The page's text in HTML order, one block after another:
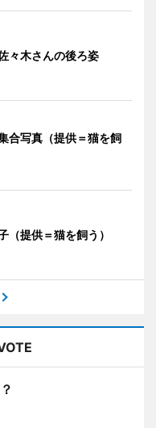
々木さんの後ろ姿
合写真（提供＝猫を飼
（提供＝猫を飼う）